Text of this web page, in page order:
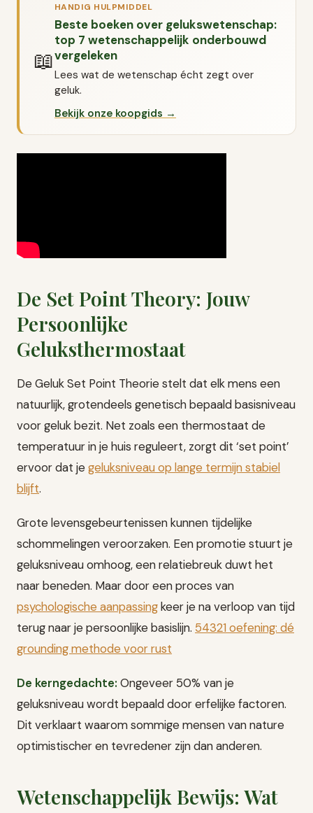
📖
HANDIG HULPMIDDEL
Beste boeken over gelukswetenschap:
top 7 wetenschappelijk onderbouwd
vergeleken
Lees wat de wetenschap écht zegt over
geluk.
Bekijk onze koopgids →
De Set Point Theory: Jouw
Persoonlijke
Geluksthermostaat
De Geluk Set Point Theorie stelt dat elk mens een
natuurlijk, grotendeels genetisch bepaald basisniveau
voor geluk bezit. Net zoals een thermostaat de
temperatuur in je huis reguleert, zorgt dit ‘set point’
ervoor dat jegeluksniveau op lange termijn stabiel
blijft.
Grote levensgebeurtenissen kunnen tijdelijke
schommelingen veroorzaken. Een promotie stuurt je
geluksniveau omhoog, een relatiebreuk duwt het
naar beneden. Maar door een proces van
psychologische aanpassingkeer je na verloop van tijd
terug naar je persoonlijke basislijn. 54321 oefening: dé
grounding methode voor rust
De kerngedachte: Ongeveer 50% van je
geluksniveau wordt bepaald door erfelijke factoren.
Dit verklaart waarom sommige mensen van nature
optimistischer en tevredener zijn dan anderen.
Wetenschappelijk Bewijs: Wat